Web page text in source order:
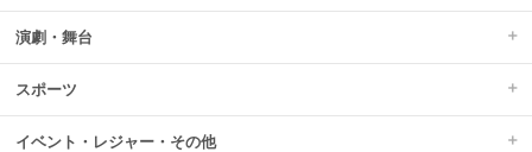
演劇・舞台
スポーツ
イベント・レジャー・その他